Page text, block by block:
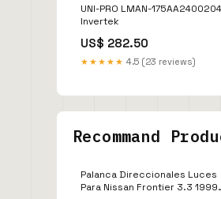
UNI-PRO LMAN-
Invertek
US$ 282.50
★★★★★ 4.5 (23 reviews)
Recommand
Palanca Direccionales Luces
Para Nissan Frontier 3.3 1999